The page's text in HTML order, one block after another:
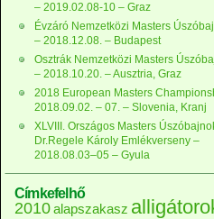
– 2019.02.08-10 – Graz
Évzáró Nemzetközi Masters
– 2018.12.08. – Budapest
Osztrák Nemzetközi Masters
– 2018.10.20. – Ausztria, Graz
2018 European Masters
2018.09.02. – 07. – Slovenia, Kranj
XLVIII. Országos Masters
Dr.Regele Károly Emlékverseny –
2018.08.03–05 – Gyula
Címkefelhő
2010alapszakasz